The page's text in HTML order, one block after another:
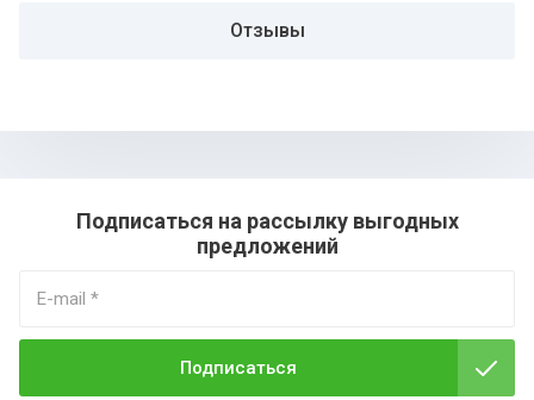
Отзывы
Подписаться на рассылку выгодных
предложений
Подписаться